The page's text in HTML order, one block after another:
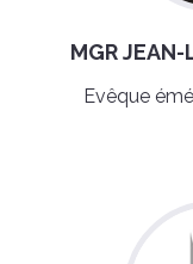
MGR JEAN-
Evêque